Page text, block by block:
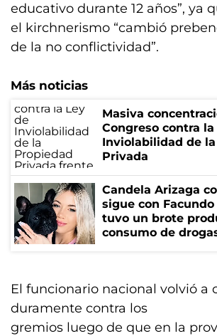
educativo durante 12 años”, ya
el kirchnerismo “cambió
de la no conflictividad”.
Más noticias
Masiva
Congreso contra
Inviolabilidad de
Privada
Candela Arizaga
sigue con
tuvo un brote
consumo de
El funcionario nacional volvió a
duramente contra los
gremios luego de que en la